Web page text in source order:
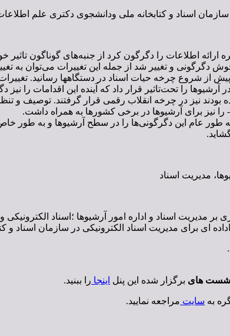
سازمان اسناد و کتابخانه ملی ودانشجوی دکتری علم
ارائه اطلاعات را دگرگون کرد از جنبه‌های گوناگون
دگرگونی و تغییر شد از جمله این تغییرات می‌توان به
از شروع چرخه حیات اسناد در دستگاهها رسانید.
آرشیوها را تحت‌تاثیر قرار داد که آینده این اقدامات را
بودند نیز در چرخه انقلاب رقمی قرار گرفتند. توصیف
را نیز برای آرشیوها در برخی کشورها به همراه داشت.
عام این دگرگونی‌ها را در سطح آرشیوها و به طور خاص
مدیریت اسناد
بر مدیریت اسناد و اداره امور آرشیوها ؛اسناد
ای برای مدیریت اسناد الکترونیکی در سازمان اسناد و
های برگزار شده این پنل اینجا را ببنید.
به سایت مراجعه نمایید.